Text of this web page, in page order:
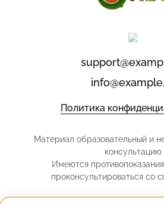
Политика
Материал образовательный и
консультацию
Имеются
проконсультироваться со